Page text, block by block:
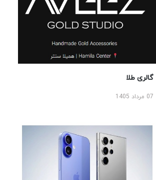
گالری طلا
07 مرداد 1405